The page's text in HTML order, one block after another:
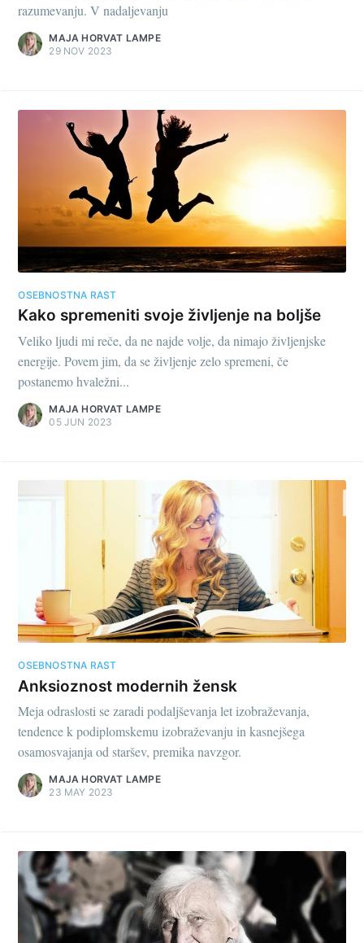
razumevanju. V nadaljevanju
MAJA HORVAT LAMPE
29 NOV 2023
OSEBNOSTNA RAST
Kako spremeniti svoje življenje na boljše
Veliko ljudi mi reče, da ne najde volje, da nimajo življenjske
energije. Povem jim, da se življenje zelo spremeni, če
postanemo hvaležni...
MAJA HORVAT LAMPE
05 JUN 2023
OSEBNOSTNA RAST
Anksioznost modernih žensk
Meja odraslosti se zaradi podaljševanja let izobraževanja,
tendence k podiplomskemu izobraževanju in kasnejšega
osamosvajanja od staršev, premika navzgor.
MAJA HORVAT LAMPE
23 MAY 2023